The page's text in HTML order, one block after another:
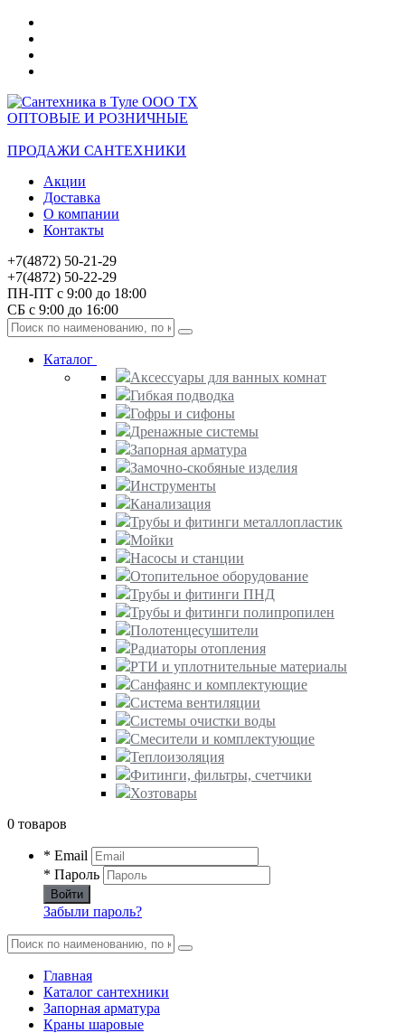
ОПТОВЫЕ И РОЗНИЧНЫЕ
ПРОДАЖИ САНТЕХНИКИ
Акции
Доставка
О компании
Контакты
+7(4872) 50-21-29
+7(4872) 50-22-29
ПН-ПТ с 9:00 до 18:00
СБ с 9:00 до 16:00
Каталог
Аксессуары для ванных комнат
Гибкая подводка
Гофры и сифоны
Дренажные системы
Запорная арматура
Замочно-скобяные изделия
Инструменты
Канализация
Трубы и фитинги металлопластик
Мойки
Насосы и станции
Отопительное оборудование
Трубы и фитинги ПНД
Трубы и фитинги полипропилен
Полотенцесушители
Радиаторы отопления
РТИ и уплотнительные материалы
Санфаянс и комплектующие
Система вентиляции
Системы очистки воды
Смесители и комплектующие
Теплоизоляция
Фитинги, фильтры, счетчики
Хозтовары
0 товаров
* Email
* Пароль
Войти
Забыли пароль?
Главная
Каталог сантехники
Запорная арматура
Краны шаровые